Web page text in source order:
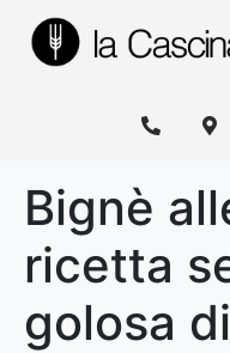
Bignè
ricetta
golosa